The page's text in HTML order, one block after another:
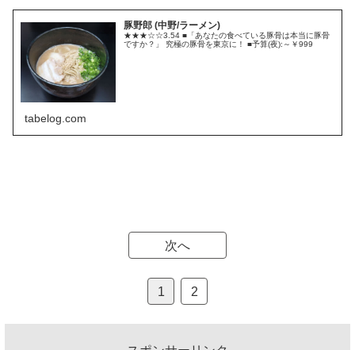
豚野郎 (中野/ラーメン)
★★★☆☆3.54 ■「あなたの食べている豚骨は本当に豚骨
ですか？」 究極の豚骨を東京に！ ■予算(夜):～￥999
tabelog.com
次へ
1 2